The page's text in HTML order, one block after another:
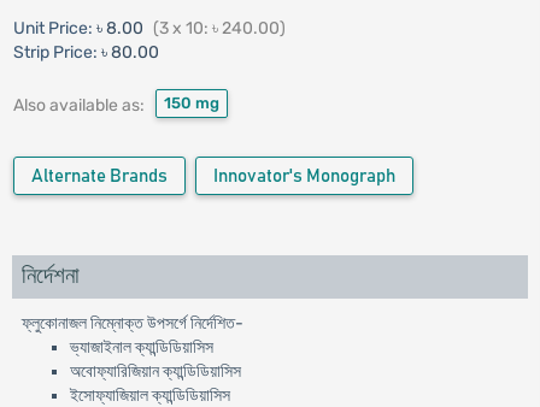
Unit Price: ৳ 8.00 (3 x 10: ৳ 240.00)
Strip Price: ৳ 80.00
Also available as: 150 mg
Alternate Brands Innovator's Monograph
নির্দেশনা
ফ্লুকোনাজল নিম্নোক্ত উপসর্গে নির্দেশিত-
ভ্যাজাইনাল ক্যান্ডিডিয়াসিস
অবোফ্যারিজিয়ান ক্যান্ডিডিয়াসিস
ইসোফ্যাজিয়াল ক্যান্ডিডিয়াসিস